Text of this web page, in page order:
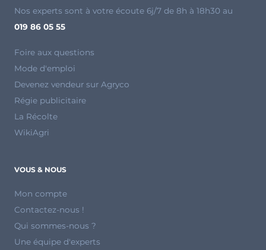
Nos experts sont à votre écoute 6j/7 de 8h à 18h30 au
019 86 05 55
Foire aux questions
Mode d'emploi
Devenez vendeur sur Agryco
Régie publicitaire
La Récolte
WikiAgri
VOUS & NOUS
Mon compte
Contactez-nous !
Qui sommes-nous ?
Une équipe d'experts